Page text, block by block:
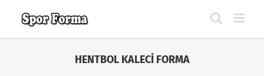
HENTBOL KALECİ FORMA